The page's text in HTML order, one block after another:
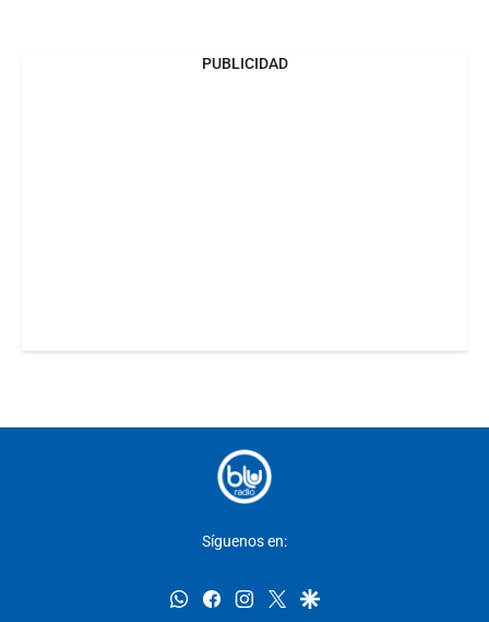
PUBLICIDAD
Síguenos en:
whatsappfacebookinstagram
twittergoogle